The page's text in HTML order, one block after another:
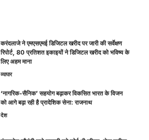
करंदलाजे ने एमएसएमई डिजिटल खरीद पर जारी की सर्वेक्षण
रिपोर्ट, 80 प्रतिशत इकाइयों ने डिजिटल खरीद को भविष्य के
लिए अहम माना
व्यापार
‘नागरिक-सैनिक’ सहयोग बढ़ाकर विकसित भारत के विजन
को आगे बढ़ा रही है प्रादेशिक सेना: राजनाथ
देश